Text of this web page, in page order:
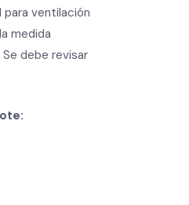
ventilación
medida
debe revisar